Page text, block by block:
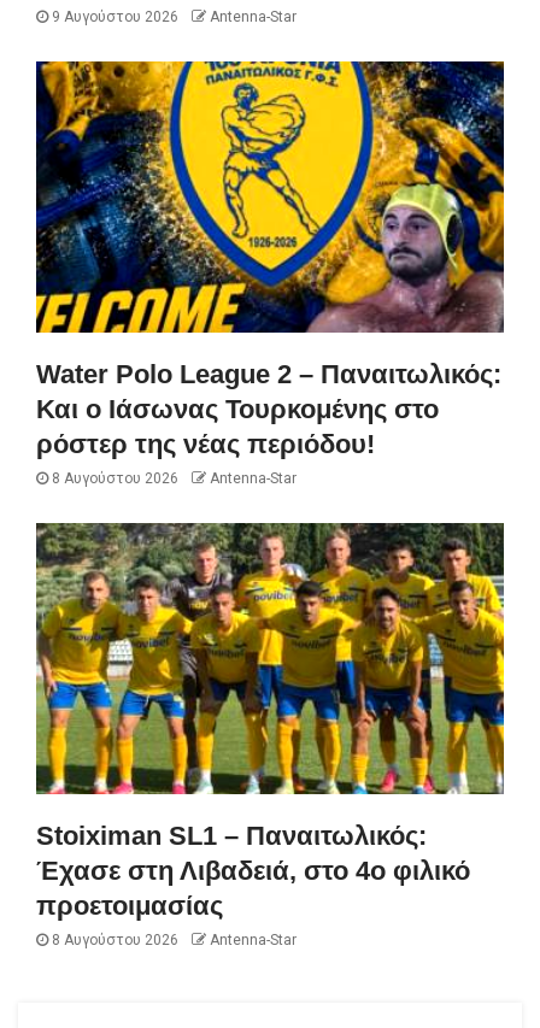
9 Αυγούστου 2026 Antenna-Star
Water Polo League 2 – Παναιτωλικός:
Και ο Ιάσωνας Τουρκομένης στο
ρόστερ της νέας περιόδου!
8 Αυγούστου 2026 Antenna-Star
Stoiximan SL1 – Παναιτωλικός:
Έχασε στη Λιβαδειά, στο 4ο φιλικό
προετοιμασίας
8 Αυγούστου 2026 Antenna-Star